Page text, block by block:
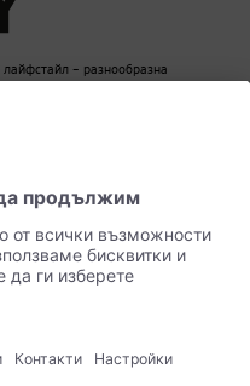
– разнообразна
Лични данни
достъпност